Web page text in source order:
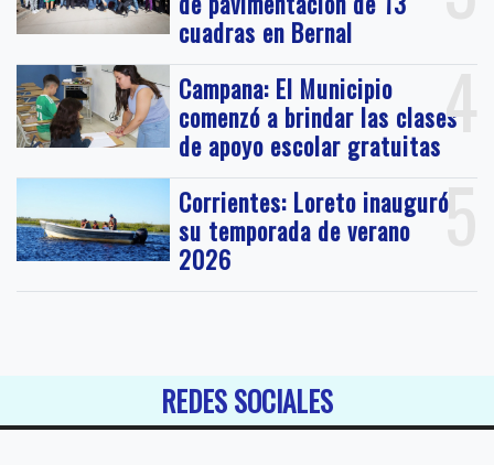
cuadras en Bernal
4
Campana: El Municipio
comenzó a brindar las clases
de apoyo escolar gratuitas
5
Corrientes: Loreto inauguró
su temporada de verano
2026
REDES SOCIALES